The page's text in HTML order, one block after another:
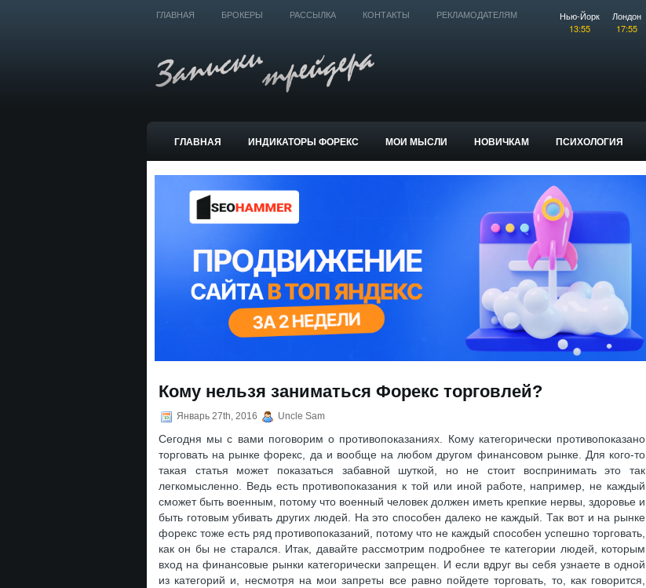
ГЛАВНАЯ БРОКЕРЫ РАССЫЛКА КОНТАКТЫ РЕКЛАМОДАТЕЛЯМ
Нью-Йорк
13:55
Лондон
17:55
ГЛАВНАЯ ИНДИКАТОРЫ ФОРЕКС МОИ МЫСЛИ НОВИЧКАМ ПСИХОЛОГИЯ
ТОРГОВЫЕ СИСТЕМЫ
Кому нельзя заниматься Форекс торговлей?
Январь 27th, 2016 Uncle Sam
Сегодня мы с вами поговорим о противопоказаниях. Кому категорически противопоказано
торговать на рынке форекс, да и вообще на любом другом финансовом рынке. Для кого-то
такая статья может показаться забавной шуткой, но не стоит воспринимать это так
легкомысленно. Ведь есть противопоказания к той или иной работе, например, не каждый
сможет быть военным, потому что военный человек должен иметь крепкие нервы, здоровье и
быть готовым убивать других людей. На это способен далеко не каждый. Так вот и на рынке
форекс тоже есть ряд противопоказаний, потому что не каждый способен успешно торговать,
как он бы не старался. Итак, давайте рассмотрим подробнее те категории людей, которым
вход на финансовые рынки категорически запрещен. И если вдруг вы себя узнаете в одной
из категорий и, несмотря на мои запреты все равно пойдете торговать, то, как говорится,